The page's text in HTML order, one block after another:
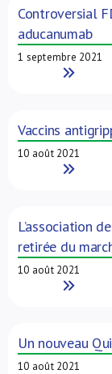
Controversial
aducanumab
1 septembre 2021
Read More
Vaccins
10 août 2021
Read More
L’association
retirée du
10 août 2021
Read More
Un nouveau
10 août 2021